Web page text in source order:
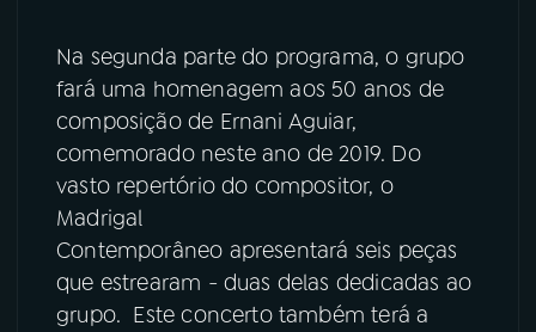
Na segunda parte do programa, o grupo
fará uma homenagem aos 50 anos de
composição de Ernani Aguiar,
comemorado neste ano de 2019. Do
vasto repertório do compositor, o
Madrigal
Contemporâneo apresentará seis peças
que estrearam - duas delas dedicadas ao
grupo. Este concerto também terá a